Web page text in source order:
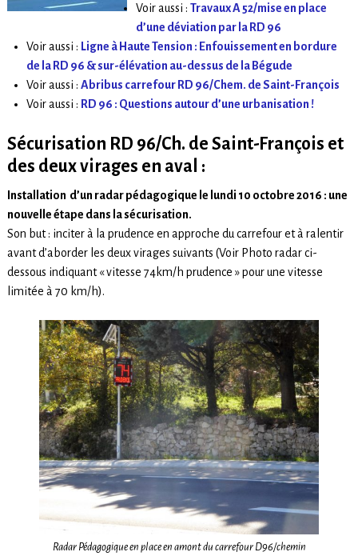
Voir aussi : Travaux A 52/mise en place
d’une déviation par la RD 96
Voir aussi : Ligne à Haute Tension : Enfouissement en bordure
de la RD 96 & sur-élévation au-dessus de la Bégude
Voir aussi : Abribus carrefour RD 96/Chem. de Saint-François
Voir aussi : RD 96 : Questions autour d’une urbanisation !
Sécurisation RD 96/Ch. de Saint-François et
des deux virages en aval :
Installation d’un radar pédagogique le lundi 10 octobre 2016 : une
nouvelle étape dans la sécurisation.
Son but : inciter à la prudence en approche du carrefour et à ralentir
avant d’aborder les deux virages suivants (Voir Photo radar ci-
dessous indiquant « vitesse 74km/h prudence » pour une vitesse
limitée à 70 km/h).
Radar Pédagogique en place en amont du carrefour D96/chemin